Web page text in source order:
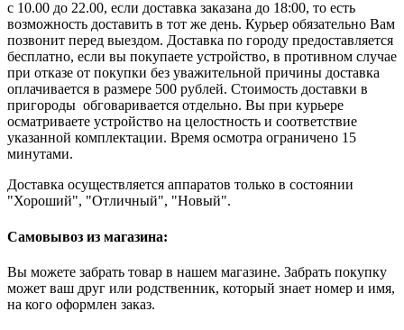
с 10.00 до 22.00, если доставка заказана до 18:00, то есть
возможность доставить в тот же день. Курьер обязательно Вам
позвонит перед выездом. Доставка по городу предоставляется
бесплатно, если вы покупаете устройство, в противном случае
при отказе от покупки без уважительной причины доставка
оплачивается в размере 500 рублей. Стоимость доставки в
пригороды обговаривается отдельно. Вы при курьере
осматриваете устройство на целостность и соответствие
указанной комплектации. Время осмотра ограничено 15
минутами.
Доставка осуществляется аппаратов только в состоянии
"Хороший", "Отличный", "Новый".
Самовывоз из магазина:
Вы можете забрать товар в нашем магазине. Забрать покупку
может ваш друг или родственник, который знает номер и имя,
на кого оформлен заказ.